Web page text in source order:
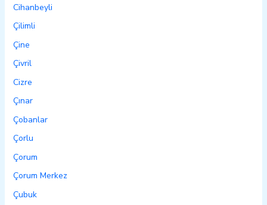
Cihanbeyli
Çilimli
Çine
Çivril
Cizre
Çınar
Çobanlar
Çorlu
Çorum
Çorum Merkez
Çubuk